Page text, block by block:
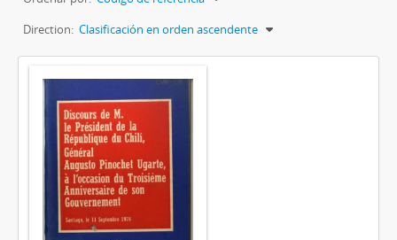
Direction: Clasificación en orden ascendente